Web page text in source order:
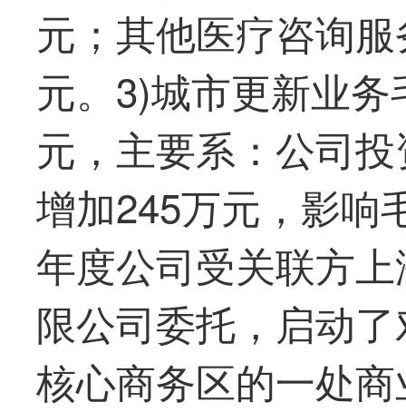
元；其他医疗咨询
元。3)城市更新业
元，主要系：公司
增加245万元，影响
年度公司受关联方
限公司委托，启动
核心商务区的一处